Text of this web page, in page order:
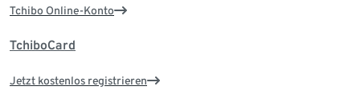
Tchibo Online-Konto
TchiboCard
Jetzt kostenlos registrieren